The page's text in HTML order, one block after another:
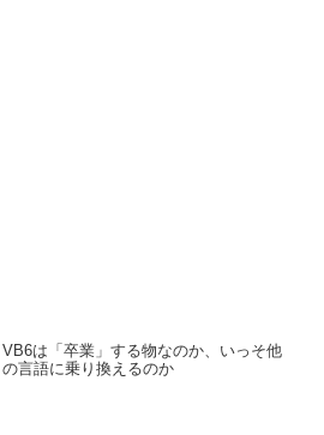
VB6は「卒業」する物なのか、いっそ他
の言語に乗り換えるのか